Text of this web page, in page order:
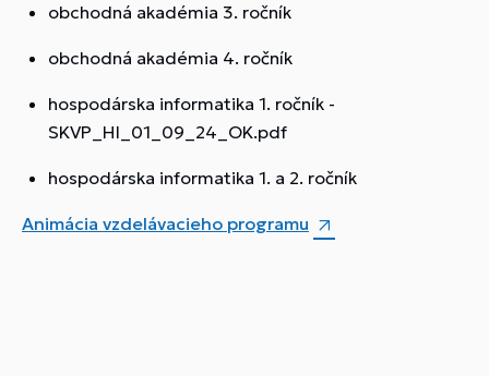
obchodná akadémia 3. ročník
obchodná akadémia 4. ročník
hospodárska informatika 1. ročník -
SKVP_HI_01_09_24_OK.pdf
hospodárska informatika 1. a 2. ročník
Animácia vzdelávacieho programu